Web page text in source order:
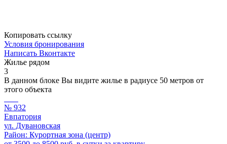
Копировать ссылку
Условия бронирования
Написать Вконтакте
Жилье рядом
3
В данном блоке Вы видите жилье в радиусе 50 метров от
этого объекта
№ 932
Евпатория
ул. Дувановская
Район: Курортная зона (центр)